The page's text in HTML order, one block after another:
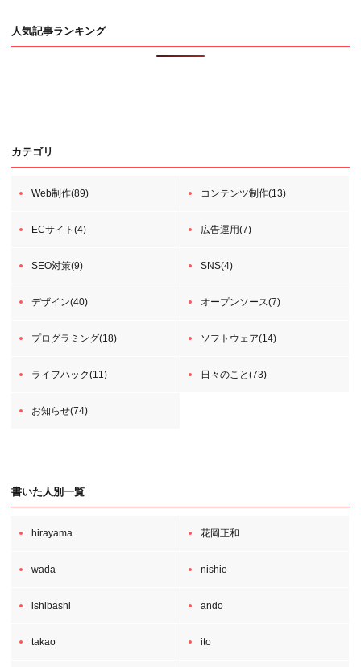
人気記事ランキング
カテゴリ
Web制作(89) コンテンツ制作(13)
ECサイト(4) 広告運用(7)
SEO対策(9) SNS(4)
デザイン(40) オープンソース(7)
プログラミング(18) ソフトウェア(14)
ライフハック(11) 日々のこと(73)
お知らせ(74)
書いた人別一覧
hirayama 花岡正和
wada nishio
ishibashi ando
takao ito